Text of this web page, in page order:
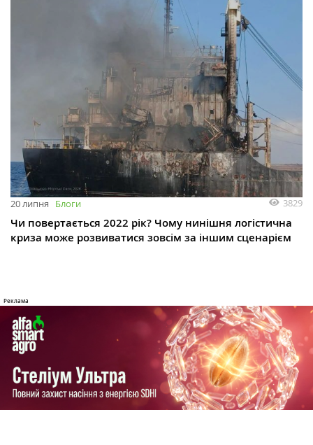
20 липня Блоги 3829
Чи повертається 2022 рік? Чому нинішня логістична
криза може розвиватися зовсім за іншим сценарієм